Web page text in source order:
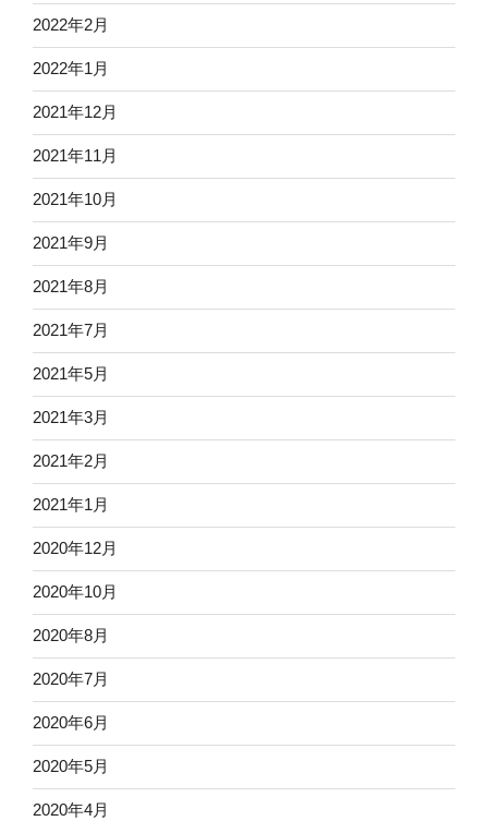
2022年2月
2022年1月
2021年12月
2021年11月
2021年10月
2021年9月
2021年8月
2021年7月
2021年5月
2021年3月
2021年2月
2021年1月
2020年12月
2020年10月
2020年8月
2020年7月
2020年6月
2020年5月
2020年4月